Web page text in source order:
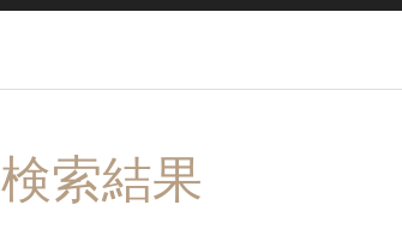
検索結果